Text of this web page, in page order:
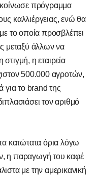
πρόγραμμα
καλλιέργειας, ενώ θα
το οποία προσβλέπει
μεταξύ άλλων να
η εταιρεία
500.000 αγροτών,
για το brand της
τον αριθμό
κατώτατα όρια λόγω
η παραγωγή του καφέ
με την αμερικανική